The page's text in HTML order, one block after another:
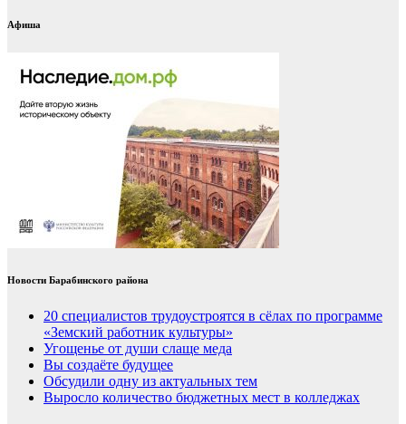
Афиша
Новости Барабинского района
20 специалистов трудоустроятся в сёлах по программе
«Земский работник культуры»
Угощенье от души слаще меда
Вы создаёте будущее
Обсудили одну из актуальных тем
Выросло количество бюджетных мест в колледжах